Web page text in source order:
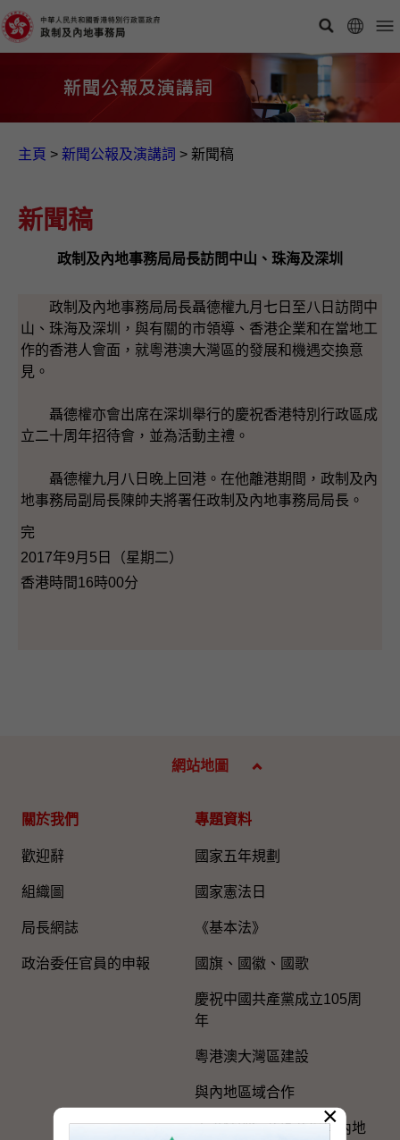
主頁 > 新聞公報及演講詞 > 新聞稿
新聞稿
政制及內地事務局局長訪問中山、珠海及深圳
政制及內地事務局局長聶德權九月七日至八日訪問中
山、珠海及深圳，與有關的市領導、香港企業和在當地工
作的香港人會面，就粵港澳大灣區的發展和機遇交換意
見。
聶德權亦會出席在深圳舉行的慶祝香港特別行政區成
立二十周年招待會，並為活動主禮。
聶德權九月八日晚上回港。在他離港期間，政制及內
地事務局副局長陳帥夫將署任政制及內地事務局局長。
完
2017年9月5日（星期二）
香港時間16時00分
網站地圖
關於我們
歡迎辭
組織圖​
局長網誌
政治委任官員的申報
專題資料
國家五年規劃
國家憲法日
《基本法》
國旗、國徽、國歌
慶祝中國共產黨成立105周
年
粵港澳大灣區建設
與內地區域合作
香港特別行政區政府與內地
×